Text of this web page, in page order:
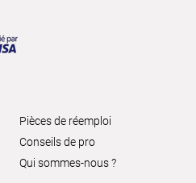
Pièces de réemploi
Conseils de pro
Qui sommes-nous ?